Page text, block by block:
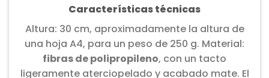
Características técnicas
Altura: 30 cm, aproximadamente la altura de
una hoja A4, para un peso de 250 g. Material:
fibras de polipropileno, con un tacto
ligeramente aterciopelado y acabado mate. El